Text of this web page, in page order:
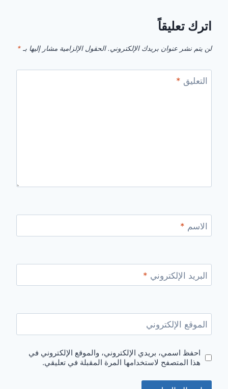
اترك تعليقاً
لن يتم نشر عنوان بريدك الإلكتروني. الحقول الإلزامية مشار إليها بـ *
التعليق *
الاسم *
البريد الإلكتروني *
الموقع الإلكتروني
احفظ اسمي، بريدي الإلكتروني، والموقع الإلكتروني في
هذا المتصفح لاستخدامها المرة المقبلة في تعليقي.